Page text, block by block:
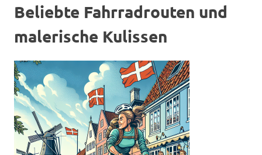
Beliebte Fahrradrouten und
malerische Kulissen